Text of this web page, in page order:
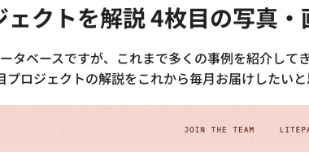
クトを解説 4枚目の写真・
タベースですが、これまで多くの事例を紹介して
ロジェクトの解説をこれから毎月お届けしたいと